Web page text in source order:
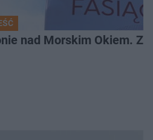
nad Morskim Okiem.